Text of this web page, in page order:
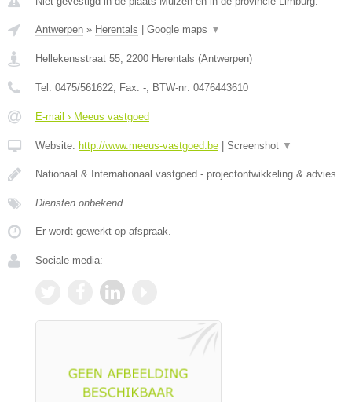
Antwerpen » Herentals Google maps ▼
Hellekensstraat 55, 2200 Herentals (Antwerpen)
Tel: 0475/561622, Fax: -, BTW-nr: 0476443610
E-mail › Meeus vastgoed
Website: http://www.meeus-vastgoed.be Screenshot ▼
Nationaal & Internationaal vastgoed - projectontwikkeling & advies
Diensten onbekend
Er wordt gewerkt op afspraak.
Sociale media: